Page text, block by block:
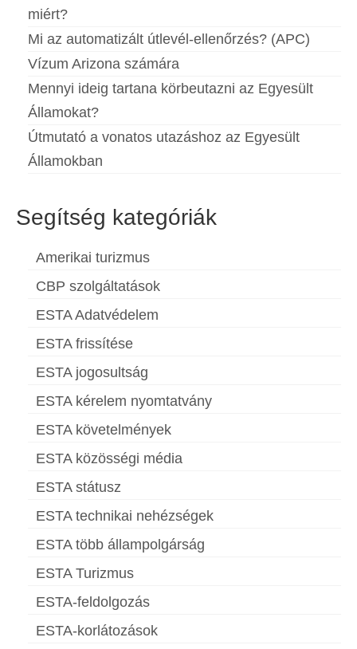
miért?
Mi az automatizált útlevél-ellenőrzés? (APC)
Vízum Arizona számára
Mennyi ideig tartana körbeutazni az Egyesült
Államokat?
Útmutató a vonatos utazáshoz az Egyesült
Államokban
Segítség kategóriák
Amerikai turizmus
CBP szolgáltatások
ESTA Adatvédelem
ESTA frissítése
ESTA jogosultság
ESTA kérelem nyomtatvány
ESTA követelmények
ESTA közösségi média
ESTA státusz
ESTA technikai nehézségek
ESTA több állampolgárság
ESTA Turizmus
ESTA-feldolgozás
ESTA-korlátozások